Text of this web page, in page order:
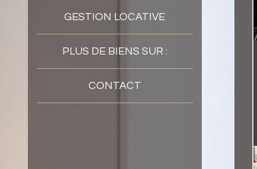
GESTION LOCATIVE
PLUS DE BIENS SUR :
CONTACT